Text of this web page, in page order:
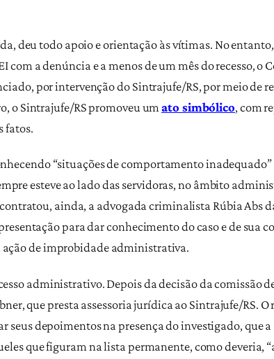
deu todo apoio e orientação às vítimas. No
com a denúncia e a menos de um mês do recesso, o
por intervenção do Sintrajufe/RS, por meio de
o Sintrajufe/RS promoveu umato simbólico, com
fatos.
“situações de comportamento
esteve ao lado das servidoras, no âmbito
ainda, a advogada criminalista Rúbia Abs
para dar conhecimento do caso e de sua
ação de improbidade administrativa.
administrativo. Depois da decisão da comissão
que presta assessoria jurídica ao Sintrajufe/RS. O
depoimentos na presença do investigado, que a
que figuram na lista permanente, como deveria,